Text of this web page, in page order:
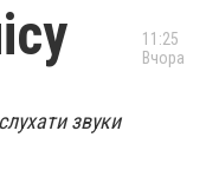
звуки
11:25
Вчора